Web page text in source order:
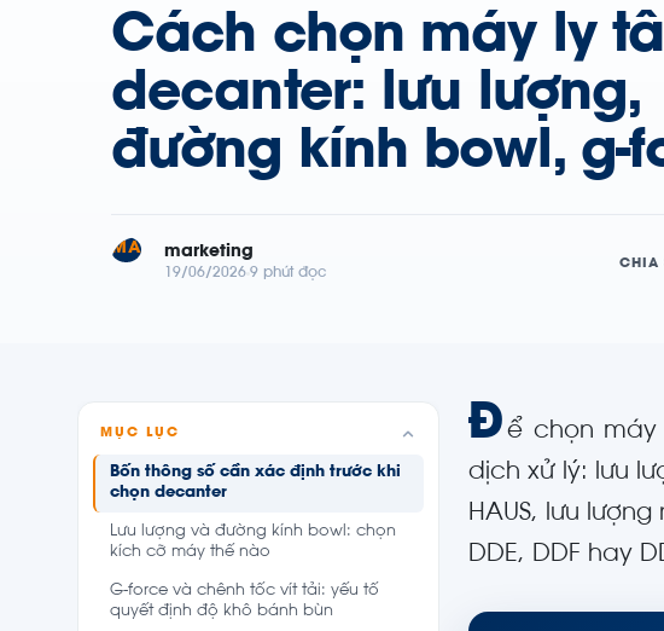
Cách chọn máy ly
decanter: lưu lượng,
đường kính bowl, g-
MA marketing
19/06/2026 9 phút đọc
CHIA
MỤC LỤC
Bốn thông số cần xác định trước khi
chọn decanter
Lưu lượng và đường kính bowl: chọn
kích cỡ máy thế nào
G-force và chênh tốc vít tải: yếu tố
quyết định độ khô bánh bùn
Đ ể chọn
dịch xử lý: lưu
HAUS, lưu
DDE, DDF hay